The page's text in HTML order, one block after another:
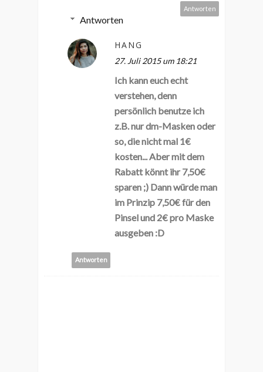
Antworten
Antworten
HANG
27. Juli 2015 um 18:21
Ich kann euch echt
verstehen, denn
persönlich benutze ich
z.B. nur dm-Masken oder
so, die nicht mal 1€
kosten... Aber mit dem
Rabatt könnt ihr 7,50€
sparen ;) Dann würde man
im Prinzip 7,50€ für den
Pinsel und 2€ pro Maske
ausgeben :D
Antworten